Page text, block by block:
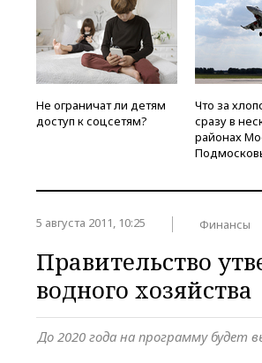
Не ограничат ли детям
доступ к соцсетям?
Что за
сразу в
районах
5 августа 2011, 10:25 Финансы
Правительство
водного хозяйства
До 2020 года на программу будет